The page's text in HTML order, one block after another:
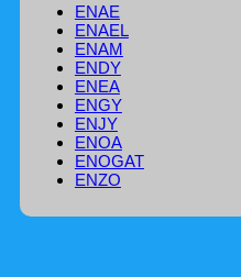
ENAE
ENAEL
ENAM
ENDY
ENEA
ENGY
ENJY
ENOA
ENOGAT
ENZO